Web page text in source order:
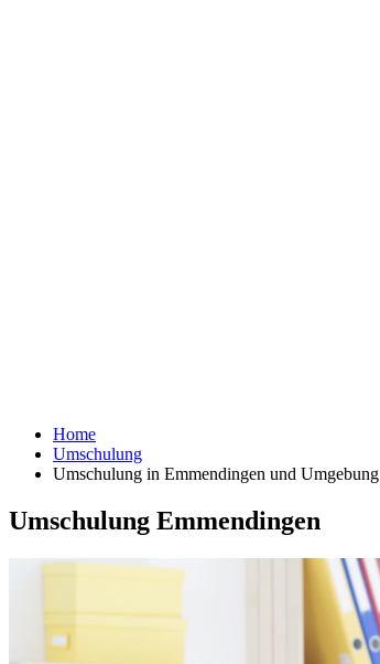
Home
Umschulung
Umschulung in Emmendingen und Umgebung
Umschulung Emmendingen